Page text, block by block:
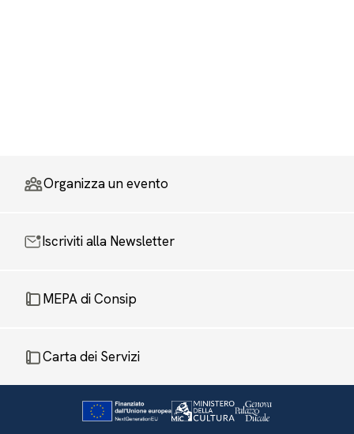
Organizza un evento
Iscriviti alla Newsletter
MEPA di Consip
Carta dei Servizi